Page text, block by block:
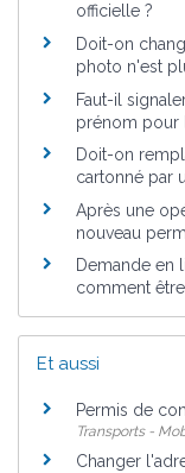
officielle ?
Doit-on
photo n'est
Faut-il
prénom pour
Doit-on
cartonné par
Après une
nouveau
Demande en
comment
Et aussi
Permis de
Transports -
Changer